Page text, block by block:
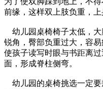
前缘，这样双上肢负重，上
幼儿园桌椅椅子太低，大
锐角，臀部负重过大，容
使孩子读写时眼与书距离
面，形成脊柱侧弯。
幼儿园的桌椅挑选一定要